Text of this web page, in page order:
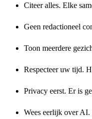
Citeer alles. Elke
Geen redactioneel
Toon meerdere
Respecteer uw tijd.
Privacy eerst. Er is
Wees eerlijk over AI.